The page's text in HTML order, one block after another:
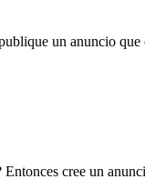
un anuncio
cree un